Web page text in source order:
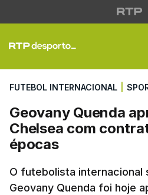
Geovany
FUTEBOL INTERNACIONAL
Geovany Quenda
Chelsea com
épocas
O futebolista internacional
Geovany Quenda foi hoje